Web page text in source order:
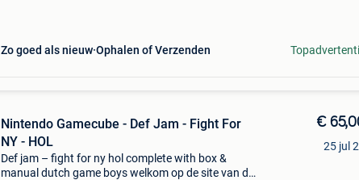
Zo goed als nieuw Ophalen of Verzenden
Nintendo Gamecube - Def Jam - Fight For
NY - HOL
Def jam – fight for ny hol complete with box &
manual dutch game boys welkom op de site van de
€
25 jul